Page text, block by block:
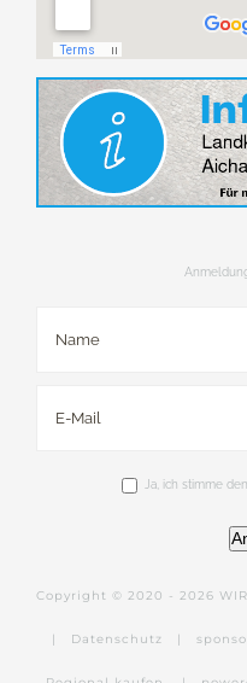
Ja, ich stimme
Copyright © 2020 - 2026
| Datenschutz |